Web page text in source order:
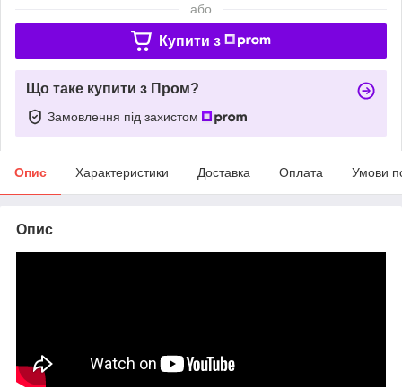
або
Купити з
Що таке купити з Пром?
Замовлення під захистом
Опис Характеристики Доставка Оплата Умови
Опис